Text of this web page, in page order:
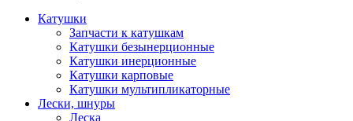
Катушки
Запчасти к катушкам
Катушки безынерционные
Катушки инерционные
Катушки карповые
Катушки мультипликаторные
Лески, шнуры
Леска